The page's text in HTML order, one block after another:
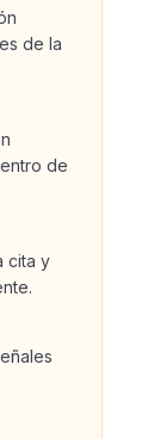
de la
de
cita y